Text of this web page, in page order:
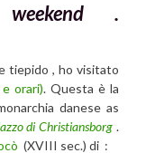
weekend .
tiepido , ho visitato
orari). Questa è la
danese as
di Christiansborg .
(XVIII sec.) di :